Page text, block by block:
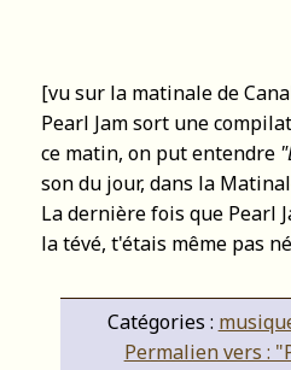
[vu sur la matinale de
Pearl Jam sort une
ce matin, on put entendre
son du jour, dans la
La dernière fois que Pearl
la tévé, t'étais même pas
Catégories :
Permalien vers :